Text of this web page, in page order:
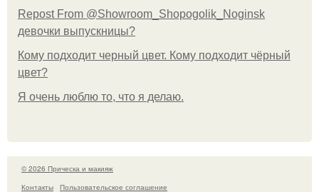
Repost From @Showroom_Shopogolik_Noginsk
девочки выпускницы?
Кому подходит черный цвет. Кому подходит чёрный
цвет?
Я очень люблю то, что я делаю.
© 2026 Прическа и макияж
Контакты
Пользовательское соглашение